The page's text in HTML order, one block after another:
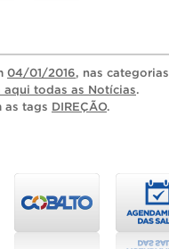
04/01/2016, nas categorias
aqui todas as Notícias.
as tags DIREÇÃO.